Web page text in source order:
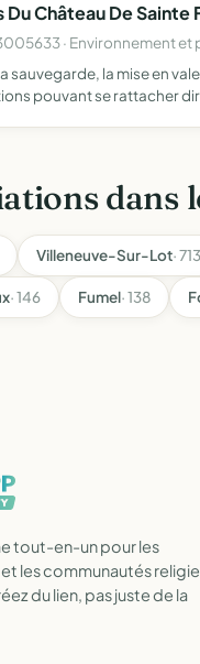
Du Château De Sainte
· Environnement et
sauvegarde, la mise en
pouvant se rattacher
dans
Villeneuve-Sur-Lot· 713
· 146 Fumel· 138
tout-en-un pour les
les communautés
du lien, pas juste de la